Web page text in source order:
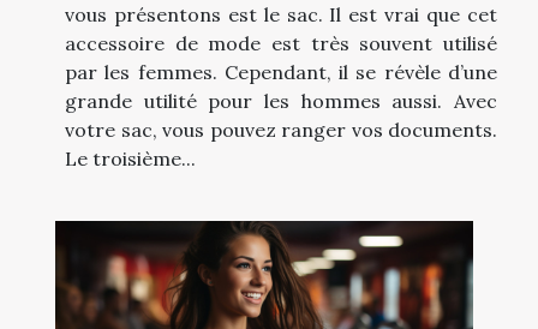
vous présentons est le sac. Il est vrai que cet
accessoire de mode est très souvent utilisé
par les femmes. Cependant, il se révèle d’une
grande utilité pour les hommes aussi. Avec
votre sac, vous pouvez ranger vos documents.
Le troisième...